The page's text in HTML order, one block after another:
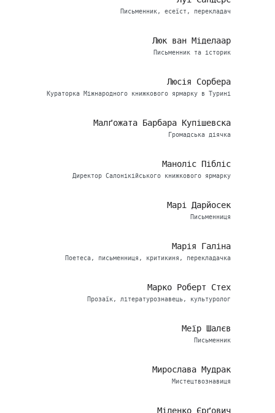
Письменник, есеїст, перекладач
Люк ван Міделаар
Письменник та історик
Люсія Сорбера
Кураторка Міжнародного книжкового ярмарку в Турині
Малґожата Барбара Купішевска
Громадська діячка
Маноліс Пібліс
Директор Салонікійського книжкового ярмарку
Марі Дарйосек
Письменниця
Марія Галіна
Поетеса, письменниця, критикиня, перекладачка
Марко Роберт Стех
Прозаїк, літературознавець, культуролог
Меїр Шалєв
Письменник
Мирослава Мудрак
Мистецтвознавиця